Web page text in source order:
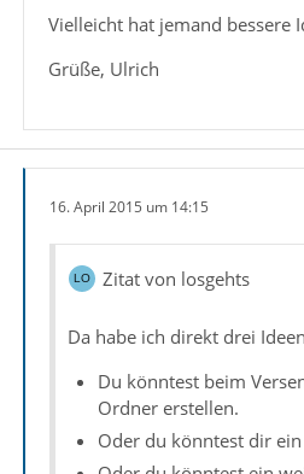
Vielleicht hat jemand bessere
Grüße, Ulrich
16. April 2015 um 14:15
Zitat von losgehts
Da habe ich direkt drei
Du könntest beim
Ordner erstellen.
Oder du könntest dir